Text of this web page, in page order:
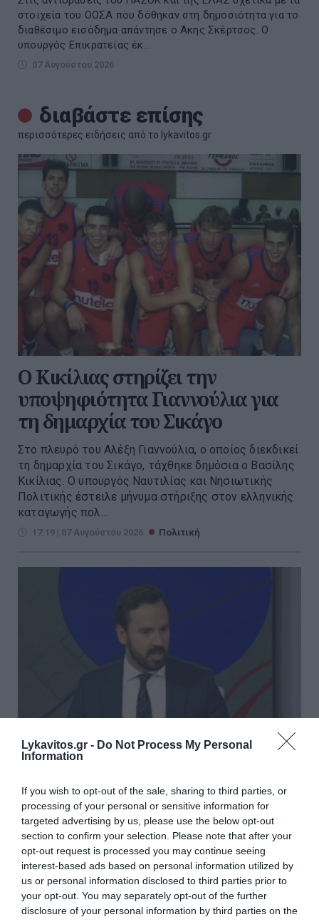
Lykavitos.gr - Do Not Process My Personal
Information
If you wish to opt-out of the sale, sharing to third parties, or
processing of your personal or sensitive information for
targeted advertising by us, please use the below opt-out
section to confirm your selection. Please note that after your
opt-out request is processed you may continue seeing
interest-based ads based on personal information utilized by
us or personal information disclosed to third parties prior to
your opt-out. You may separately opt-out of the further
disclosure of your personal information by third parties on the
στοιχεία του ΟΟΣΑ που δόθηκαν στη δημοσιότητα για το
διαθέσιμο εισόδημα απάντησε ο Άκης Σκέρτσος. Ο
υπουργός Επικρατείας έκ...
07 Αυγούστου 2026
διαβάστε επίσης
περισσότερες ειδήσεις από το lykavitos.gr
Ο Κικίλιας στηρίζει την
υποψηφιότητα Γιαννούλια για
τη δημαρχία του Σικάγο
Στο πλευρό του Αλέξη Γιαννούλια, ο οποίος διεκδικεί
τη δημαρχία του Σικάγο, τάχθηκε δημόσια ο Βασίλης
Κικίλιας. Ο υπουργός Ναυτιλίας και Νησιωτικής
Πολιτικής έστειλε μήνυμα στήριξης στον ελληνικής
καταγωγής πολ...
17:19 | 07 Αυγούστου 2026 Πολιτική
Νίκος Ρωμανός: «Η
αντιπολίτευση διαστρεβλώνει τα
στοιχεία του ΟΟΣΑ – Το
διαθέσιμο εισόδημα των
νοικοκυριών αυξήθηκε 17,1%
από το 2019»